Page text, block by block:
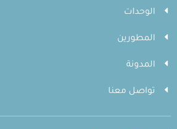
الوحدات
المطورين
المدونة
تواصل معنا